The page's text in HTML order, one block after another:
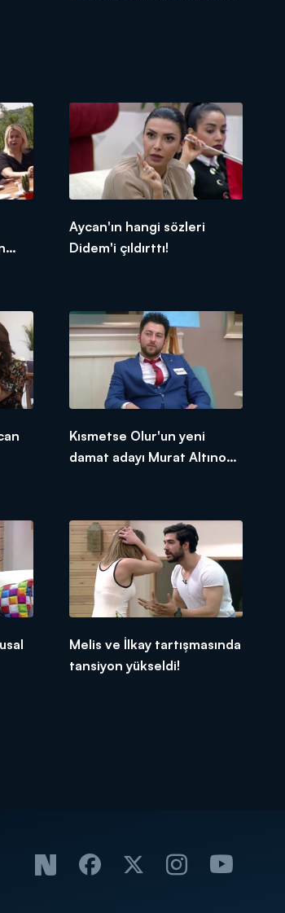
Aycan'ın hangi sözleri
Didem'i çıldırttı!
Kısmetse Olur'un yeni
damat adayı Murat Altınok
Melis ve İlkay tartışmasında
tansiyon yükseldi!